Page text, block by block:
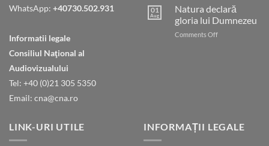
WhatsApp: +40730.502.931
Informatii legale
Consiliul Naţional al
Audiovizualului
Tel: +40 (0)21 305 5350
Email: cna@cna.ro
nostru
care
ești
în
01
Aug
Natura declară
gloria lui Dumnezeu
Comments Offon
LINK-URI UTILE INFORMAȚII LEGALE